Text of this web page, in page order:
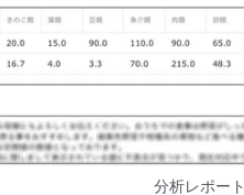
分析レポート